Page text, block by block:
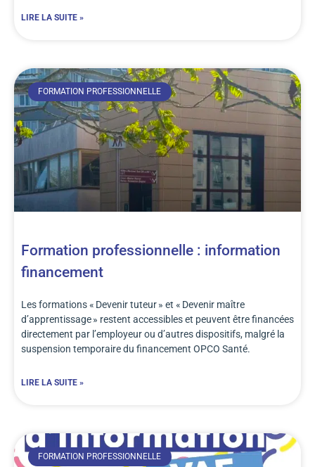
LIRE LA SUITE »
FORMATION PROFESSIONNELLE
Formation professionnelle : information
financement
Les formations « Devenir tuteur » et « Devenir maître
d’apprentissage » restent accessibles et peuvent être financées
directement par l’employeur ou d’autres dispositifs, malgré la
suspension temporaire du financement OPCO Santé.
LIRE LA SUITE »
FORMATION PROFESSIONNELLE